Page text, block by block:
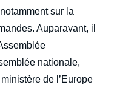
sur la
Auparavant, il
nationale,
de l’Europe